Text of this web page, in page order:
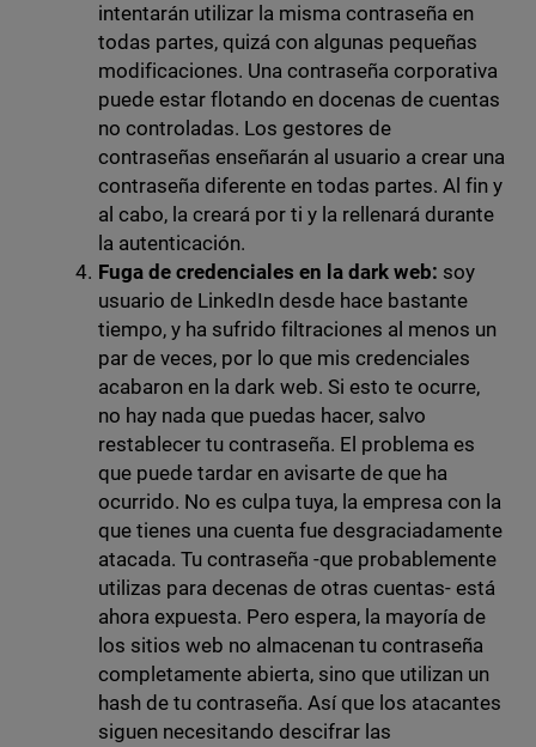
intentarán utilizar la misma contraseña en
todas partes, quizá con algunas pequeñas
modificaciones. Una contraseña corporativa
puede estar flotando en docenas de cuentas
no controladas. Los gestores de
contraseñas enseñarán al usuario a crear una
contraseña diferente en todas partes. Al fin y
al cabo, la creará por ti y la rellenará durante
la autenticación.
Fuga de credenciales en la dark web: soy
usuario de LinkedIn desde hace bastante
tiempo, y ha sufrido filtraciones al menos un
par de veces, por lo que mis credenciales
acabaron en la dark web. Si esto te ocurre,
no hay nada que puedas hacer, salvo
restablecer tu contraseña. El problema es
que puede tardar en avisarte de que ha
ocurrido. No es culpa tuya, la empresa con la
que tienes una cuenta fue desgraciadamente
atacada. Tu contraseña -que probablemente
utilizas para decenas de otras cuentas- está
ahora expuesta. Pero espera, la mayoría de
los sitios web no almacenan tu contraseña
completamente abierta, sino que utilizan un
hash de tu contraseña. Así que los atacantes
siguen necesitando descifrar las